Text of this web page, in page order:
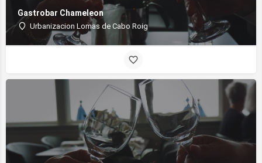
Gastrobar Chameleon
Urbanizacion Lomas de Cabo Roig